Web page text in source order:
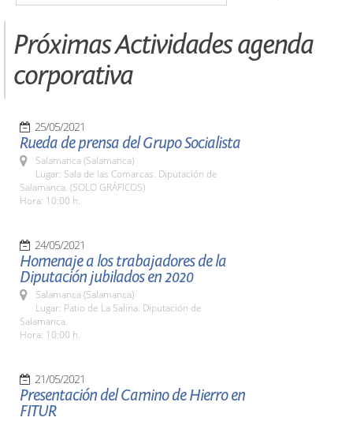
Próximas Actividades agenda
corporativa
25/05/2021
Rueda de prensa del Grupo Socialista
Salamanca (Salamanca)
Lugar: Sala de las Comarcas. Diputación de
Salamanca. (SOLO GRÁFICOS)
Hora: 10:00 h.
24/05/2021
Homenaje a los trabajadores de la
Diputación jubilados en 2020
Salamanca (Salamanca)
Lugar: Patio de La Salina. Diputación de
Salamanca.
Hora: 10:00 h.
21/05/2021
Presentación del Camino de Hierro en
FITUR